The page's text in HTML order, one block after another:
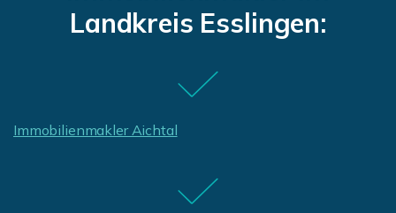
Landkreis Esslingen:
Immobilienmakler Aichtal